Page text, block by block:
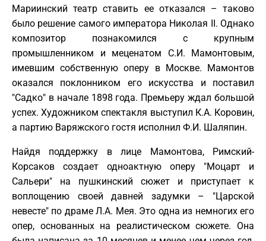
Мариинский театр ставить ее отказался – таково
было решение самого императора Николая II. Однако
композитор познакомился с крупным
промышленником и меценатом С.И. Мамонтовым,
имевшим собственную оперу в Москве. Мамонтов
оказался поклонником его искусства и поставил
"Садко" в начале 1898 года. Премьеру ждал большой
успех. Художником спектакля выступил К.А. Коровин,
а партию Варяжского гостя исполнил Ф.И. Шаляпин.
Найдя поддержку в лице Мамонтова, Римский-
Корсаков создает одноактную оперу "Моцарт и
Сальери" на пушкинский сюжет и приступает к
воплощению своей давней задумки – "Царской
невесте" по драме Л.А. Мея. Это одна из немногих его
опер, основанных на реалистическом сюжете. Она